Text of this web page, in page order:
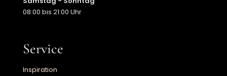
08:00 bis 21:00 Uhr
Service
Inspiration